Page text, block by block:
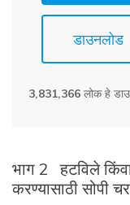
डाउनलोड
3,831,366 लोक हे
भाग 2 हटविले
करण्यासाठी सोपी